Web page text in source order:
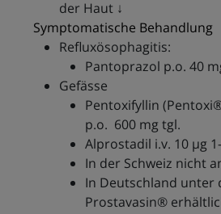
der Haut ↓
Symptomatische Behandlung
Refluxösophagitis:
Pantoprazol p.o. 40
Gefässe
Pentoxifyllin
p.o. 600 mg tgl.
Alprostadil i.v. 10 μg
In der Schweiz nicht
In Deutschland unter
Prostavasin®